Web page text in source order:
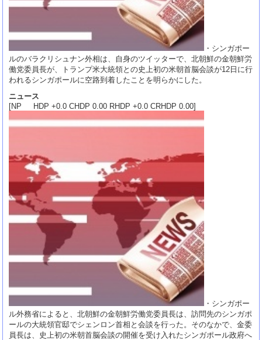
・シンガポー
ルのバラクリシュナン外相は、自身のツイッターで、北朝鮮の金朝鮮労
働党委員長が、トランプ米大統領との史上初の米朝首脳会談が12日に行
われるシンガポールに空路到着したことを明らかにした。
ニュース
[NP HDP +0.0 CHDP 0.00 RHDP +0.0 CRHDP 0.00]
・シンガポー
ル外務省によると、北朝鮮の金朝鮮労働党委員長は、訪問先のシンガポ
ールの大統領官邸でシェンロン首相と会談を行った。そのなかで、金委
員長は、史上初の米朝首脳会談の開催を受け入れたシンガポール政府へ